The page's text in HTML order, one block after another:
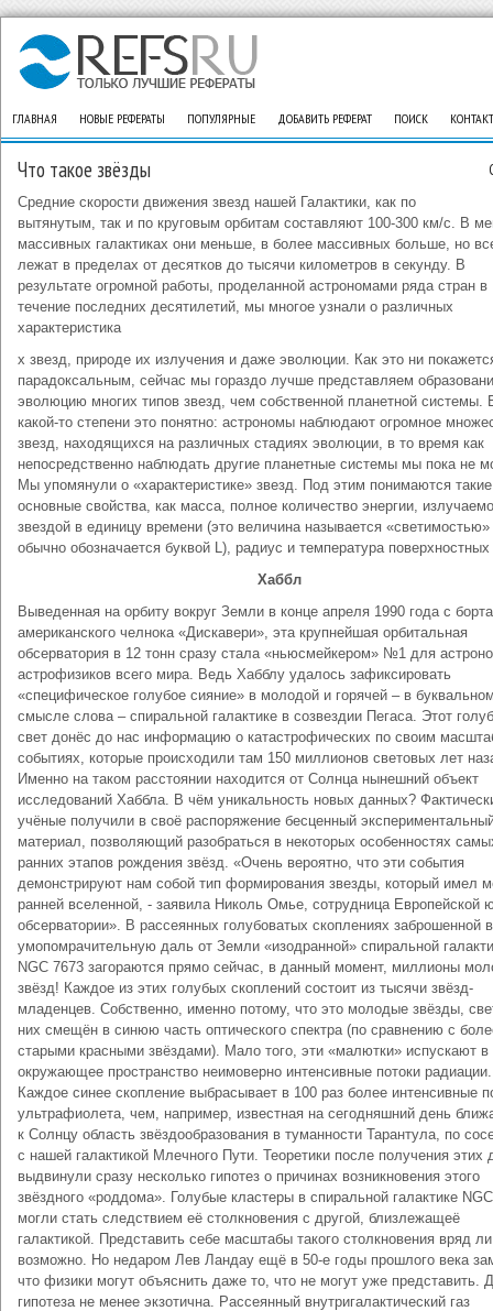
ГЛАВНАЯ НОВЫЕ РЕФЕРАТЫ ПОПУЛЯРНЫЕ ДОБАВИТЬ РЕФЕРАТ ПОИСК
Что такое звёзды
Средние скорости движения звезд нашей Галактики, как по
вытянутым, так и по круговым орбитам составляют 100-300 км/с. В
массивных галактиках они меньше, в более массивных больше, но
лежат в пределах от десятков до тысячи километров в секунду. В
результате огромной работы, проделанной астрономами ряда стран в
течение последних десятилетий, мы многое узнали о различных
характеристика
х звезд, природе их излучения и даже эволюции. Как это ни
парадоксальным, сейчас мы гораздо лучше представляем
эволюцию многих типов звезд, чем собственной планетной системы.
какой-то степени это понятно: астрономы наблюдают огромное
звезд, находящихся на различных стадиях эволюции, в то время как
непосредственно наблюдать другие планетные системы мы пока не
Мы упомянули о «характеристике» звезд. Под этим понимаются
основные свойства, как масса, полное количество энергии,
звездой в единицу времени (это величина называется «светимостью»
обычно обозначается буквой L), радиус и температура
Хаббл
Выведенная на орбиту вокруг Земли в конце апреля 1990 года с борта
американского челнока «Дискавери», эта крупнейшая орбитальная
обсерватория в 12 тонн сразу стала «ньюсмейкером» №1 для
астрофизиков всего мира. Ведь Хабблу удалось зафиксировать
«специфическое голубое сияние» в молодой и горячей – в
смысле слова – спиральной галактике в созвездии Пегаса. Этот
свет донёс до нас информацию о катастрофических по своим
событиях, которые происходили там 150 миллионов световых лет
Именно на таком расстоянии находится от Солнца нынешний объект
исследований Хаббла. В чём уникальность новых данных?
учёные получили в своё распоряжение бесценный
материал, позволяющий разобраться в некоторых особенностях
ранних этапов рождения звёзд. «Очень вероятно, что эти события
демонстрируют нам собой тип формирования звезды, который имел
ранней вселенной, - заявила Николь Омье, сотрудница Европейской
обсерватории». В рассеянных голубоватых скоплениях заброшенной в
умопомрачительную даль от Земли «изодранной» спиральной
NGC 7673 загораются прямо сейчас, в данный момент, миллионы
звёзд! Каждое из этих голубых скоплений состоит из тысячи звёзд-
младенцев. Собственно, именно потому, что это молодые звёзды,
них смещён в синюю часть оптического спектра (по сравнению с
старыми красными звёздами). Мало того, эти «малютки» испускают в
окружающее пространство неимоверно интенсивные потоки радиации.
Каждое синее скопление выбрасывает в 100 раз более интенсивные
ультрафиолета, чем, например, известная на сегодняшний день
к Солнцу область звёздообразования в туманности Тарантула, по
с нашей галактикой Млечного Пути. Теоретики после получения этих
выдвинули сразу несколько гипотез о причинах возникновения этого
звёздного «роддома». Голубые кластеры в спиральной галактике
могли стать следствием её столкновения с другой, близлежащеё
галактикой. Представить себе масштабы такого столкновения вряд ли
возможно. Но недаром Лев Ландау ещё в 50-е годы прошлого века
что физики могут объяснить даже то, что не могут уже представить.
гипотеза не менее экзотична. Рассеянный внутригалактический газ